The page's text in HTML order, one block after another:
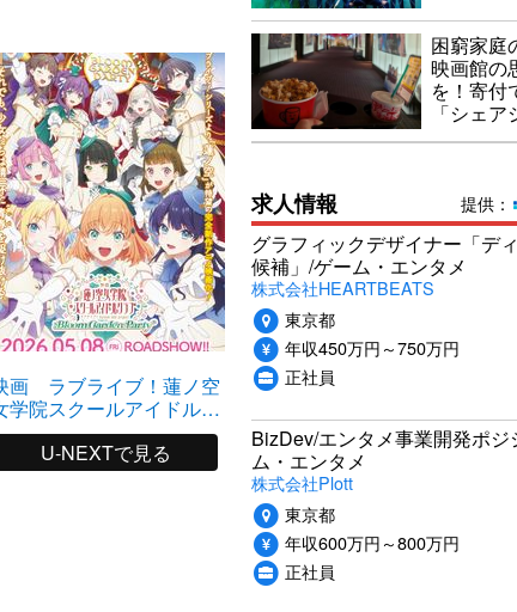
画 ラブライブ！蓮ノ空
学院スクールアイドルク
ブ Bloom Garden Party
U-NEXTで見る
ARCO／アルコ
U-NEXTで見る
困窮家庭
映画館の
を！寄付
「シェア
提供：
求人情報
グラフィックデザイナー「デ
候補」/ゲーム・エンタメ
株式会社HEARTBEATS
東京都
年収450万円～750万円
正社員
BizDev/エンタメ事業開発ポジ
ム・エンタメ
株式会社Plott
東京都
年収600万円～800万円
正社員